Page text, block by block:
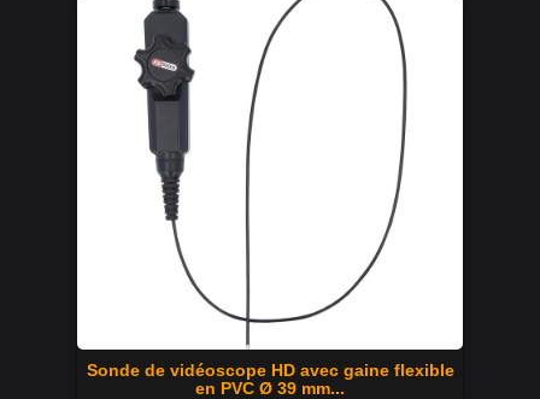
Sonde de vidéoscope HD avec gaine flexible
en PVC Ø 39 mm...